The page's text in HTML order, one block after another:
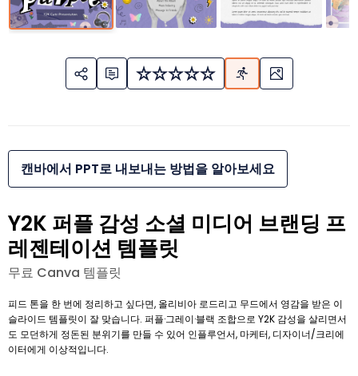
캔바에서 PPT로 내보내는 방법을 알아보세요
Y2K 퍼플 감성 소셜 미디어 브랜딩 프
레젠테이션 템플릿
무료 Canva 템플릿
피드 톤을 한 번에 정리하고 싶다면, 올리비아 로드리고 무드에서 영감을 받은 이
슬라이드 템플릿이 잘 맞습니다. 퍼플·그레이·블랙 조합으로 Y2K 감성을 살리면서
도 모던하게 정돈된 분위기를 만들 수 있어 인플루언서, 마케터, 디자이너/크리에
이터에게 이상적입니다.